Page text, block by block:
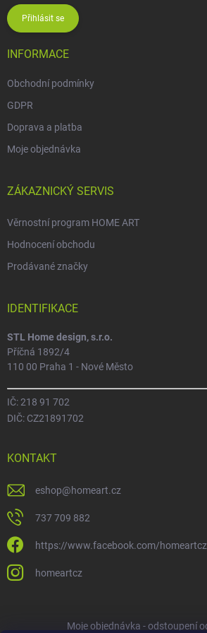
Přihlásit se
INFORMACE
Obchodní podmínky
GDPR
Doprava a platba
Moje objednávka
ZÁKAZNICKÝ SERVIS
Věrnostní program HOME ART
Hodnocení obchodu
Prodávané značky
IDENTIFIKACE
STL Home design, s.r.o.
Příčná 1892/4
110 00 Praha 1 - Nové Město
IČ: 218 91 702
DIČ: CZ21891702
KONTAKT
eshop@homeart.cz
737 709 882
https://www.facebook.com/homeartcz
homeartcz
Moje objednávka - odstoupení